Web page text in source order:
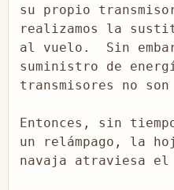
su propio
realizamos la
al vuelo.  Sin
suministro de
transmisores no
Entonces, sin
un relámpago, la
navaja atraviesa